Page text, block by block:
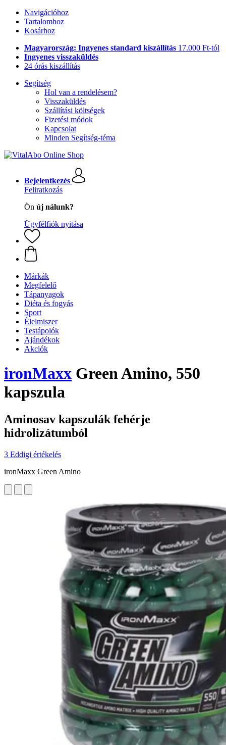
Navigációhoz
Tartalomhoz
Kosárhoz
Magyarország: Ingyenes standard kiszállítás 17.000 Ft-tól
Ingyenes visszaküldés
24 órás kiszállítás
Segítség
Hol van a rendelésem?
Visszaküldés
Szállítási költségek
Fizetési módok
Kapcsolat
Minden Segítség-téma
Bejelentkezés
Feliratkozás
Ön új nálunk?
Ügyfélfiók nyitása
Márkák
Megfelelő
Tápanyagok
Diéta és fogyás
Sport
Élelmiszer
Testápolók
Ajándékok
Akciók
ironMaxx Green Amino, 550
kapszula
Aminosav kapszulák fehérje
hidrolizátumból
3 Eddigi értékelés
ironMaxx Green Amino